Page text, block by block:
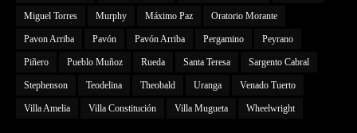
Miguel Torres Murphy Máximo Paz Oratorio Morante
Pavon Arriba Pavón Pavón Arriba Pergamino Peyrano
Piñero Pueblo Muñoz Rueda Santa Teresa Sargento Cabral
Stephenson Teodelina Theobald Uranga Venado Tuerto
Villa Amelia Villa Constitución Villa Mugueta Wheelwright